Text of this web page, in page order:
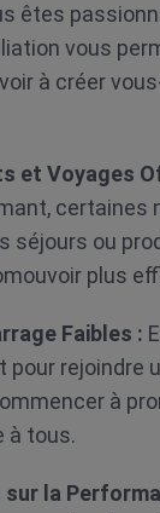
êtes
vous
à créer
et Voyages
certaines
séjours ou
plus
Faibles :
pour rejoindre
à
à tous.
sur la